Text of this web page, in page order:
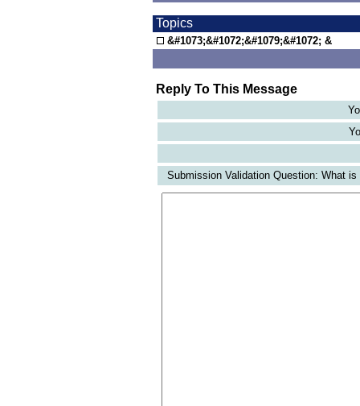
Topics
&#1073;&#1072;&#1079;&#1072; &
Reply To This Message
Submission Validation Question: What